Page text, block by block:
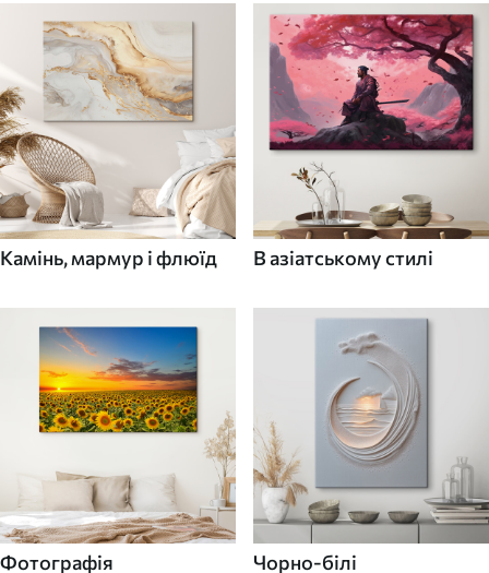
Камінь, мармур і флюїд В азіатському стилі
Фотографія Чорно-білі